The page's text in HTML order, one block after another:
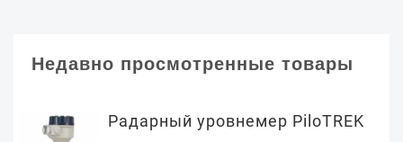
Недавно просмотренные товары
Радарный уровнемер PiloTREK